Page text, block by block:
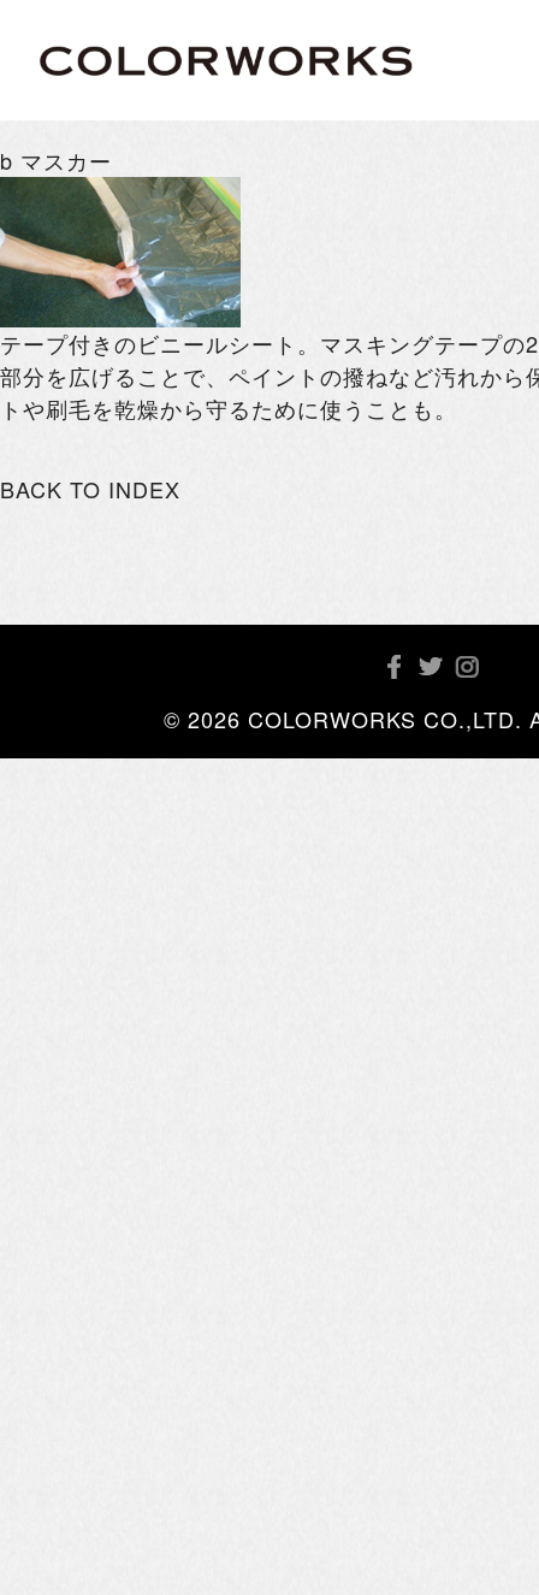
b マスカー
テープ付きのビニールシート。マスキングテープ
部分を広げることで、ペイントの撥ねなど汚れか
トや刷毛を乾燥から守るために使うことも。
BACK TO INDEX
© 2026 COLORWORKS CO.,LTD.